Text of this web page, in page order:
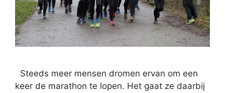
Steeds meer mensen dromen ervan om een
keer de marathon te lopen. Het gaat ze daarbij